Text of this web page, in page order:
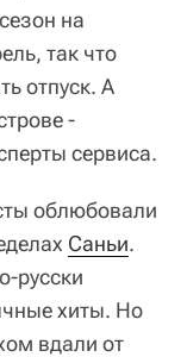
на
так что
отпуск. А
-
сервиса.
облюбовали
Саньи.
русски
хиты. Но
вдали от